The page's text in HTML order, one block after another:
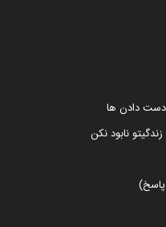
دست دادن ها
نابود نکن